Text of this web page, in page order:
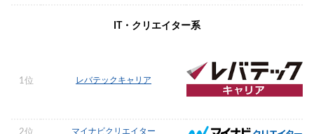
IT・クリエイター系
1位 レバテックキャリア
2位 マイナビクリエイター